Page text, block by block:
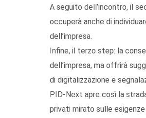
A seguito dell’incontro, il
occuperà anche di
dell’impresa.
Infine, il terzo step: la
dell’impresa, ma offrirà
di digitalizzazione e
PID-Next apre così la
privati mirato sulle